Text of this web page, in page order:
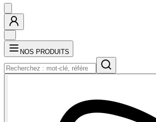
NOS PRODUITS